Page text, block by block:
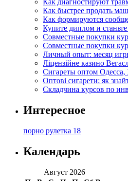
Как диагностируют
Как быстрее продать
Как формируются
Купите диплом и
Совместные покупки
Совместные покупки
Личный опыт: месяц
Ліцензійне казино
Сигареты оптом
Оптові сигарети: як
Складчина курсов по
Интересное
порно рулетка 18
Календарь
Август 2026